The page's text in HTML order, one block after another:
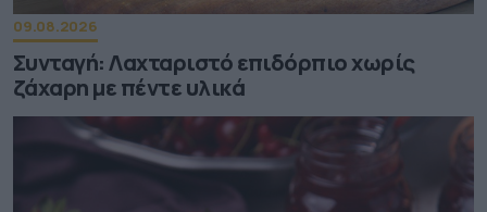
09.08.2026
Συνταγή: Λαχταριστό επιδόρπιο χωρίς
ζάχαρη με πέντε υλικά